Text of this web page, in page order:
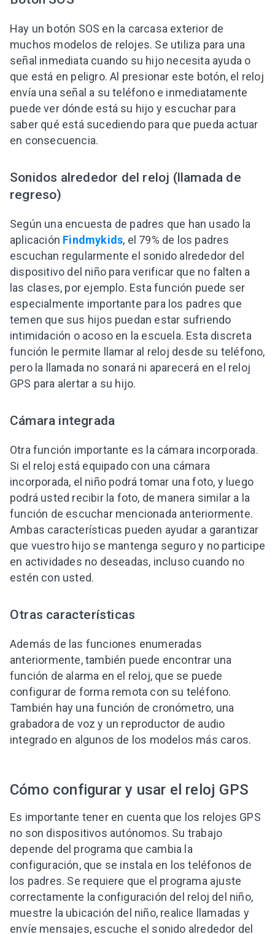
Hay un botón SOS en la carcasa exterior de
muchos modelos de relojes. Se utiliza para una
señal inmediata cuando su hijo necesita ayuda o
que está en peligro. Al presionar este botón, el reloj
envía una señal a su teléfono e inmediatamente
puede ver dónde está su hijo y escuchar para
saber qué está sucediendo para que pueda actuar
en consecuencia.
Sonidos alrededor del reloj (llamada de
regreso)
Según una encuesta de padres que han usado la
aplicación Findmykids, el 79% de los padres
escuchan regularmente el sonido alrededor del
dispositivo del niño para verificar que no falten a
las clases, por ejemplo. Esta función puede ser
especialmente importante para los padres que
temen que sus hijos puedan estar sufriendo
intimidación o acoso en la escuela. Esta discreta
función le permite llamar al reloj desde su teléfono,
pero la llamada no sonará ni aparecerá en el reloj
GPS para alertar a su hijo.
Cámara integrada
Otra función importante es la cámara incorporada.
Si el reloj está equipado con una cámara
incorporada, el niño podrá tomar una foto, y luego
podrá usted recibir la foto, de manera similar a la
función de escuchar mencionada anteriormente.
Ambas características pueden ayudar a garantizar
que vuestro hijo se mantenga seguro y no participe
en actividades no deseadas, incluso cuando no
estén con usted.
Otras características
Además de las funciones enumeradas
anteriormente, también puede encontrar una
función de alarma en el reloj, que se puede
configurar de forma remota con su teléfono.
También hay una función de cronómetro, una
grabadora de voz y un reproductor de audio
integrado en algunos de los modelos más caros.
Cómo configurar y usar el reloj GPS
Es importante tener en cuenta que los relojes GPS
no son dispositivos autónomos. Su trabajo
depende del programa que cambia la
configuración, que se instala en los teléfonos de
los padres. Se requiere que el programa ajuste
correctamente la configuración del reloj del niño,
muestre la ubicación del niño, realice llamadas y
envíe mensajes, escuche el sonido alrededor del